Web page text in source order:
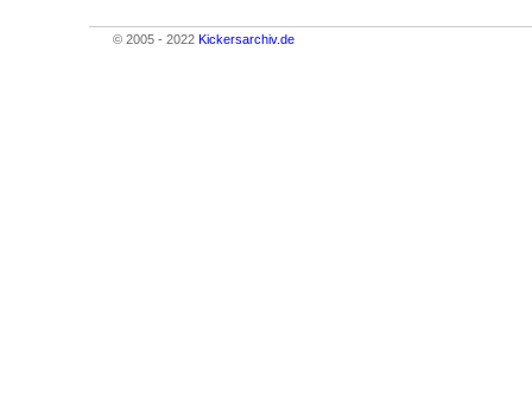
© 2005 - 2022 Kickersarchiv.de